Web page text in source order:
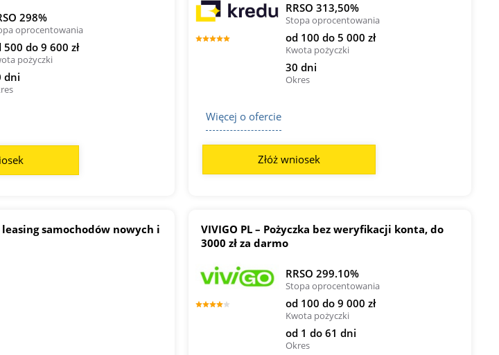
298%
oprocentowania
500 do 9 600 zł
pożyczki
dni
RRSO 313,50%
Stopa oprocentowania
od 100 do 5 000 zł
Kwota pożyczki
30 dni
Okres
Więcej o ofercie
Złóż wniosek
samochodów nowych i
VIVIGO PL – Pożyczka bez weryfikacji konta, do
3000 zł za darmo
RRSO 299.10%
Stopa oprocentowania
od 100 do 9 000 zł
Kwota pożyczki
od 1 do 61 dni
Okres